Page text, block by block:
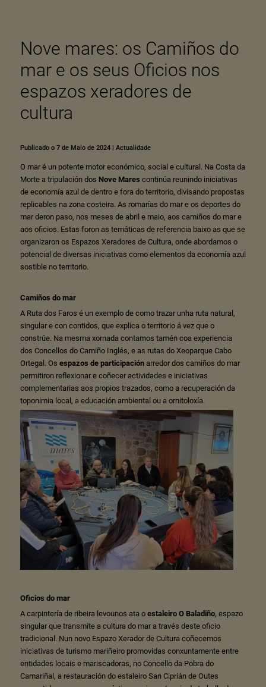
Nove mares: os Camiños do
mar e os seus Oficios nos
espazos xeradores de
cultura
Publicado o 7 de Maio de 2024| Actualidade
O mar é un potente motor económico, social e cultural. Na Costa da
Morte a tripulación dos Nove Mares continúa reunindo iniciativas
de economía azul de dentro e fora do territorio, divisando propostas
replicables na zona costeira. As romarías do mar e os deportes do
mar deron paso, nos meses de abril e maio, aos camiños do mar e
aos oficios. Estas foron as temáticas de referencia baixo as que se
organizaron os Espazos Xeradores de Cultura, onde abordamos o
potencial de diversas iniciativas como elementos da economía azul
sostible no territorio.
Camiños do mar
A Ruta dos Faros é un exemplo de como trazar unha ruta natural,
singular e con contidos, que explica o territorio á vez que o
constrúe. Na mesma xornada contamos tamén coa experiencia
dos Concellos do Camiño Inglés, e as rutas do Xeoparque Cabo
Ortegal. Os espazos de participaciónarredor dos camiños do mar
permitiron reflexionar e coñecer actividades e iniciativas
complementarias aos propios trazados, como a recuperación da
toponimia local, a educación ambiental ou a ornitoloxía.
Oficios do mar
A carpintería de ribeira levounos ata o estaleiro O Baladiño, espazo
singular que transmite a cultura do mar a través deste oficio
tradicional. Nun novo Espazo Xerador de Cultura coñecemos
iniciativas de turismo mariñeiro promovidas conxuntamente entre
entidades locais e mariscadoras, no Concello da Pobra do
Camariñal, a restauración do estaleiro San Ciprián de Outes